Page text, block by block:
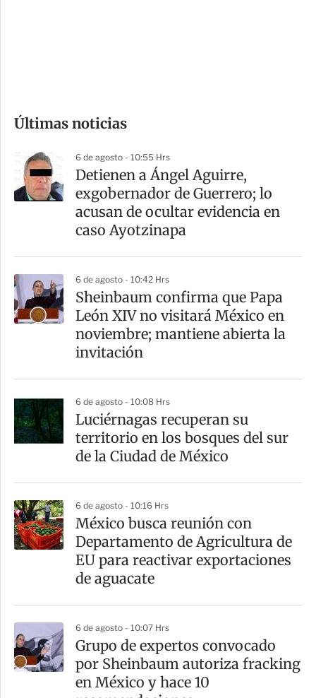
m
a
r
t
Últimas noticias
6 de agosto - 10:55 Hrs
Detienen a Ángel Aguirre,
exgobernador de Guerrero; lo
acusan de ocultar evidencia en
caso Ayotzinapa
6 de agosto - 10:42 Hrs
Sheinbaum confirma que Papa
León XIV no visitará México en
noviembre; mantiene abierta la
invitación
6 de agosto - 10:08 Hrs
Luciérnagas recuperan su
territorio en los bosques del sur
de la Ciudad de México
6 de agosto - 10:16 Hrs
México busca reunión con
Departamento de Agricultura de
EU para reactivar exportaciones
de aguacate
6 de agosto - 10:07 Hrs
Grupo de expertos convocado
por Sheinbaum autoriza fracking
en México y hace 10